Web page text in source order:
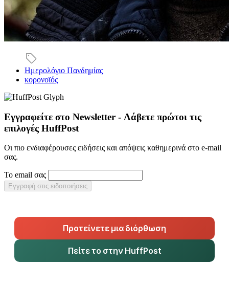
Ημερολόγιο Πανδημίας
κορονοϊός
Εγγραφείτε στο Newsletter - Λάβετε πρώτοι τις
επιλογές HuffPost
Οι πιο ενδιαφέρουσες ειδήσεις και απόψεις καθημερινά στο e-mail
σας.
Το email σας
Εγγραφή στις ειδοποιήσεις
Προτείνετε μια διόρθωση
Πείτε το στην HuffPost